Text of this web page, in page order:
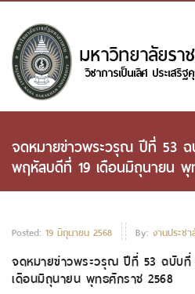
จดหมายข่าวพระวรุณ ปีที่ 53
พฤหัสบดีที่ 19 เดือนมิถุนายน พุ
Posted: 19 มิถุนายน 2568 By: งานประช
จดหมายข่าวพระวรุณ ปีที่ 53 ฉบับที่
เดือนมิถุนายน พุทธศักราช 2568